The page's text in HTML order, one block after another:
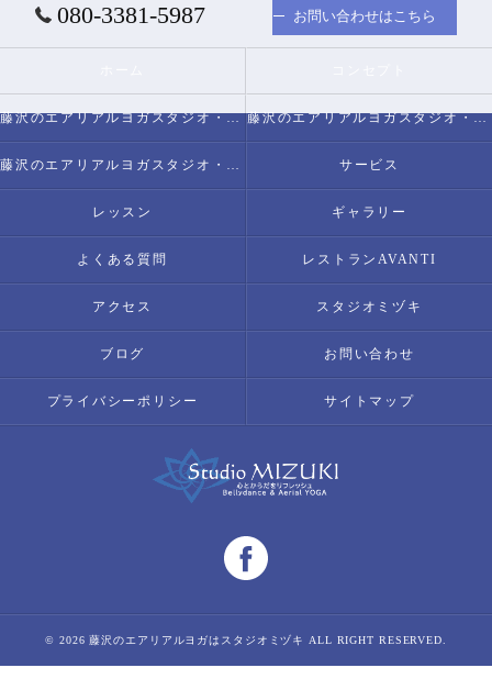
080-3381-5987 お問い合わせはこちら
藤沢のエアリアルヨガスタジオ・スタジオミヅキについて 藤沢のエアリアルヨガスタジオ・スタジオミヅキの必要とされる理由
藤沢のエアリアルヨガスタジオ・スタジオミヅキの内容について サービス
レッスン ギャラリー
よくある質問 レストランAVANTI
アクセス スタジオミヅキ
ブログ お問い合わせ
プライバシーポリシー サイトマップ
© 2026 藤沢のエアリアルヨガはスタジオミヅキ ALL RIGHT RESERVED.